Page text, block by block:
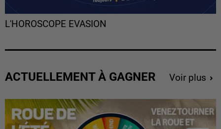
L'HOROSCOPE EVASION
ACTUELLEMENT À GAGNER Voir plus